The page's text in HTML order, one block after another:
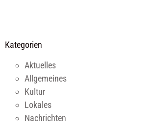
Kategorien
Aktuelles
Allgemeines
Kultur
Lokales
Nachrichten